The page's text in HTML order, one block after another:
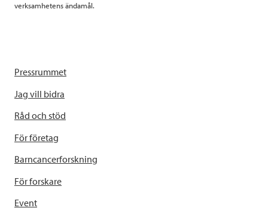
verksamhetens ändamål.
Pressrummet
Jag vill bidra
Råd och stöd
För företag
Barncancerforskning
För forskare
Event